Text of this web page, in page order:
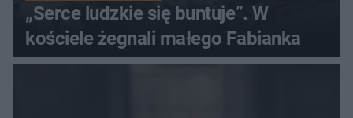
„Serce ludzkie się buntuje”. W
kościele żegnali małego Fabianka